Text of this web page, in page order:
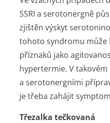
SSRI a serotonergně
zjištěn výskyt
tohoto syndromu může
příznaků jako
hypertermie. V takovém
a serotonergními
je třeba zahájit
Třezalka tečkovaná